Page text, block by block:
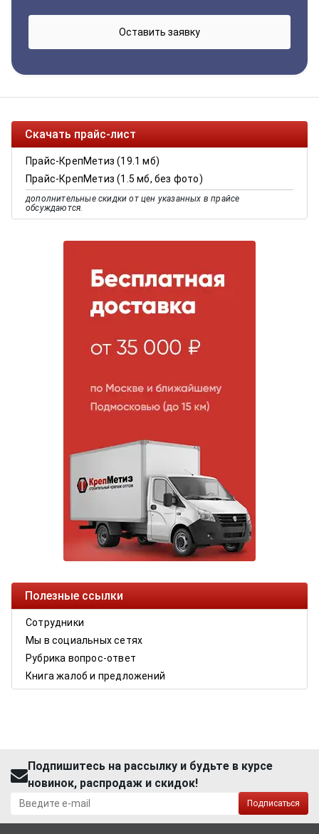
Скачать прайс-лист
Прайс-КрепМетиз (19.1 мб)
Прайс-КрепМетиз (1.5 мб, без фото)
дополнительные скидки от цен указанных в прайсе
обсуждаются.
Полезные ссылки
Сотрудники
Мы в социальных сетях
Рубрика вопрос-ответ
Книга жалоб и предложений
Подпишитесь на рассылку и будьте в курсе
новинок, распродаж и скидок!
Подписаться